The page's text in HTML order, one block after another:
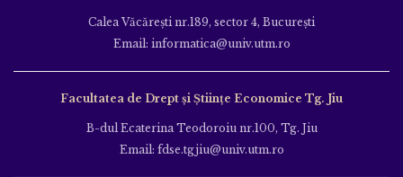
Calea Văcăreşti nr.189, sector 4, Bucureşti
Email: informatica@univ.utm.ro
Facultatea de Drept și Științe Economice Tg. Jiu
B-dul Ecaterina Teodoroiu nr.100, Tg. Jiu
Email: fdse.tgjiu@univ.utm.ro